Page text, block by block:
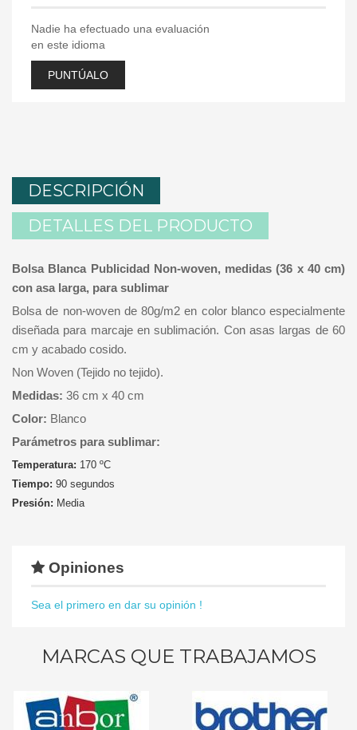
Nadie ha efectuado una evaluación
en este idioma
PUNTÚALO
DESCRIPCIÓN
DETALLES DEL PRODUCTO
Bolsa Blanca Publicidad Non-woven, medidas (36 x 40 cm)
con asa larga, para sublimar
Bolsa de non-woven de 80g/m2 en color blanco especialmente
diseñada para marcaje en sublimación. Con asas largas de 60
cm y acabado cosido.
Non Woven (Tejido no tejido).
Medidas: 36 cm x 40 cm
Color: Blanco
Parámetros para sublimar:
Temperatura: 170 ºC
Tiempo: 90 segundos
Presión: Media
Opiniones
Sea el primero en dar su opinión !
MARCAS QUE TRABAJAMOS